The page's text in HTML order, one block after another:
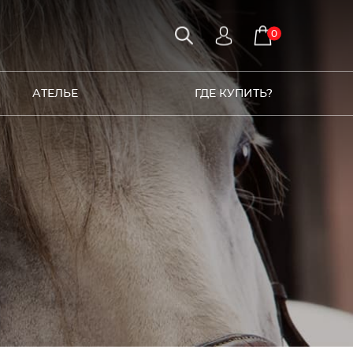
0
АТЕЛЬЕ ГДЕ КУПИТЬ?